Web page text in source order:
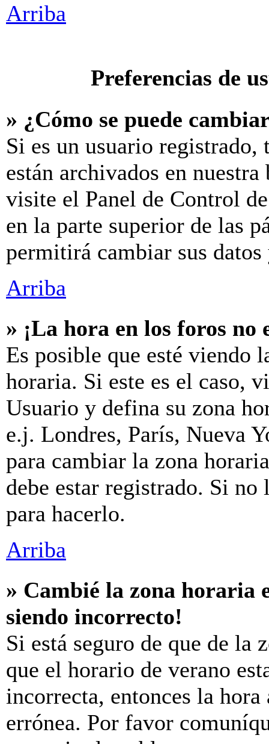
Arriba
Preferencias de
» ¿Cómo se puede
Si es un usuario registrado,
están archivados en
visite el Panel de Control
en la parte superior de las
permitirá cambiar sus
Arriba
» ¡La hora en los foros no
Es posible que esté viendo
horaria. Si este es el caso,
Usuario y defina su zona
e.j. Londres, París, Nueva
para cambiar la zona
debe estar registrado. Si no
para hacerlo.
Arriba
» Cambié la zona horaria
siendo incorrecto!
Si está seguro de que de la
que el horario de verano
incorrecta, entonces la
errónea. Por favor